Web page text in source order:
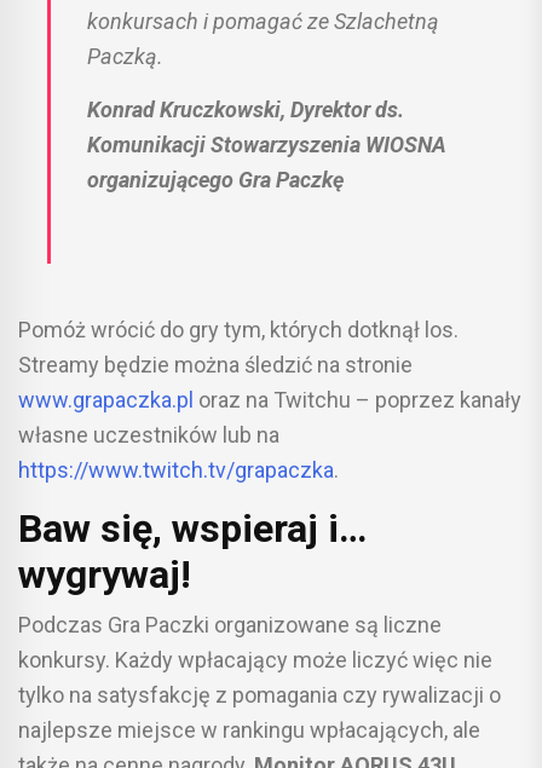
konkursach i pomagać ze Szlachetną
Paczką.
Konrad Kruczkowski, Dyrektor ds.
Komunikacji Stowarzyszenia WIOSNA
organizującego Gra Paczkę
Pomóż wrócić do gry tym, których dotknął los.
Streamy będzie można śledzić na stronie
www.grapaczka.pl oraz na Twitchu – poprzez kanały
własne uczestników lub na
https://www.twitch.tv/grapaczka.
Baw się, wspieraj i…
wygrywaj!
Podczas Gra Paczki organizowane są liczne
konkursy. Każdy wpłacający może liczyć więc nie
tylko na satysfakcję z pomagania czy rywalizacji o
najlepsze miejsce w rankingu wpłacających, ale